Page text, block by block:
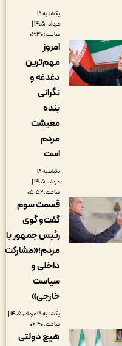
مرداد, ۱۴۰۵ |
امروز
مهم‌ترین
دغدغه و
معیشت
مرداد, ۱۴۰۵ |
قسمت سوم
گفت‌و گوی
رئیس جمهور با
مردم؛«مشارکت
داخلی و
سیاست
خارجی»
یکشنبه ۱۸ مرداد, ۱۴۰۵ |
هیچ دولتی